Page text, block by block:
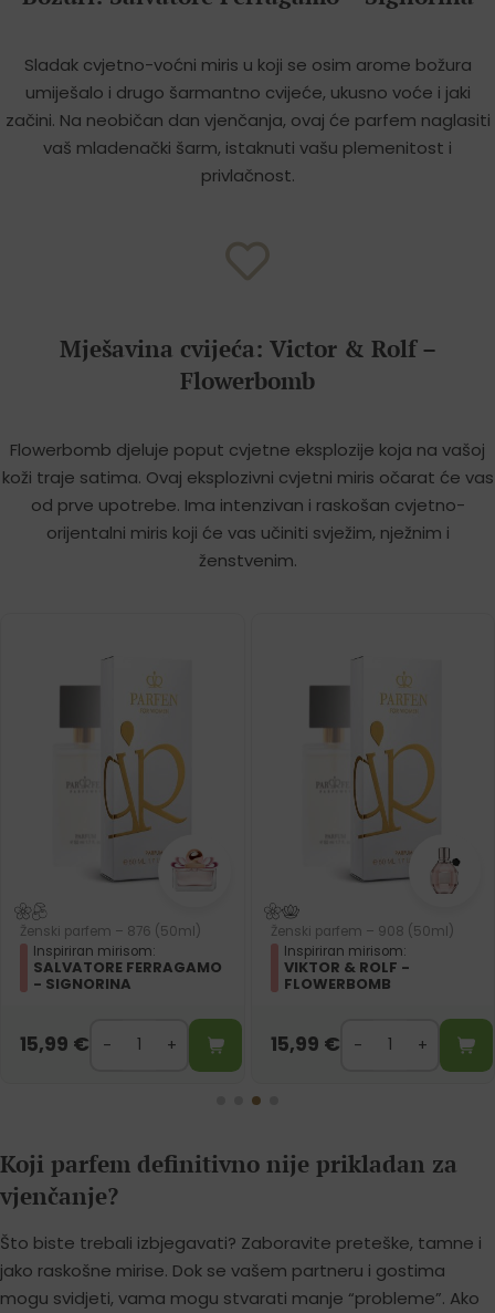
Sladak cvjetno-voćni miris u koji se osim arome božura
umiješalo i drugo šarmantno cvijeće, ukusno voće i jaki
začini. Na neobičan dan vjenčanja, ovaj će parfem naglasiti
vaš mladenački šarm, istaknuti vašu plemenitost i
privlačnost.
Mješavina cvijeća: Victor & Rolf –
Flowerbomb
Flowerbomb djeluje poput cvjetne eksplozije koja na vašoj
koži traje satima. Ovaj eksplozivni cvjetni miris očarat će vas
od prve upotrebe. Ima intenzivan i raskošan cvjetno-
orijentalni miris koji će vas učiniti svježim, nježnim i
ženstvenim.
Ženski parfem – 876 (50ml)
Inspiriran mirisom:
SALVATORE FERRAGAMO
- SIGNORINA
15,99 €
Ženski parfem – 908 (50ml)
Inspiriran mirisom:
VIKTOR & ROLF -
FLOWERBOMB
15,99 €
Koji parfem definitivno nije prikladan za
vjenčanje?
Što biste trebali izbjegavati? Zaboravite preteške, tamne i
jako raskošne mirise. Dok se vašem partneru i gostima
mogu svidjeti, vama mogu stvarati manje “probleme”. Ako